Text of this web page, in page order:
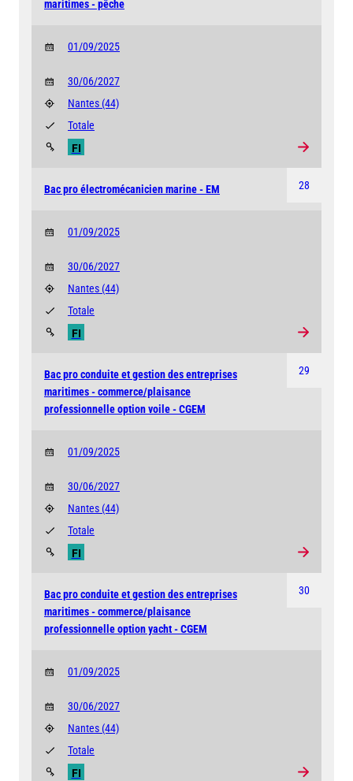
maritimes - pêche
01/09/2025
30/06/2027
Nantes (44)
FI
Totale
28
Bac pro électromécanicien marine - EM
01/09/2025
30/06/2027
Nantes (44)
FI
Totale
29
Bac pro conduite et gestion des entreprises
maritimes - commerce/plaisance
professionnelle option voile - CGEM
01/09/2025
30/06/2027
Nantes (44)
FI
Totale
30
Bac pro conduite et gestion des entreprises
maritimes - commerce/plaisance
professionnelle option yacht - CGEM
01/09/2025
30/06/2027
Nantes (44)
FI
Totale